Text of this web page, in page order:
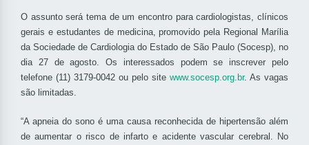
O assunto será tema de um encontro para cardiologistas, clínicos
gerais e estudantes de medicina, promovido pela Regional Marília
da Sociedade de Cardiologia do Estado de São Paulo (Socesp), no
dia 27 de agosto. Os interessados podem se inscrever pelo
telefone (11) 3179-0042 ou pelo site www.socesp.org.br. As vagas
são limitadas.
“A apneia do sono é uma causa reconhecida de hipertensão além
de aumentar o risco de infarto e acidente vascular cerebral. No